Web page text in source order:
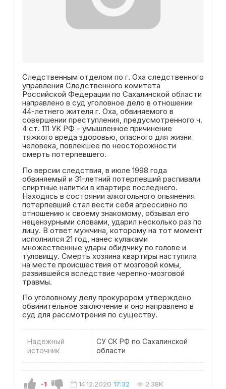
Следственным отделом по г. Оха следственного
управления Следственного комитета
Российской Федерации по Сахалинской области
направлено в суд уголовное дело в отношении
44-летнего жителя г. Оха, обвиняемого в
совершении преступления, предусмотренного ч.
4 ст. 111 УК РФ – умышленное причинение
тяжкого вреда здоровью, опасного для жизни
человека, повлекшее по неосторожности
смерть потерпевшего.
По версии следствия, в июле 1998 года
обвиняемый и 31-летний потерпевший распивали
спиртные напитки в квартире последнего.
Находясь в состоянии алкогольного опьянения
потерпевший стал вести себя агрессивно по
отношению к своему знакомому, обзывал его
нецензурными словами, ударил несколько раз по
лицу. В ответ мужчина, которому на тот момент
исполнился 21 год, нанес кулаками
множественные удары обидчику по голове и
туловищу. Смерть хозяина квартиры наступила
на месте происшествия от мозговой комы,
развившейся вследствие черепно-мозговой
травмы.
По уголовному делу прокурором утверждено
обвинительное заключение и оно направлено в
суд для рассмотрения по существу.
Надежный
источник
СУ СК РФ по Сахалинской
области
-1 14.12.2020 17:32 2.38K